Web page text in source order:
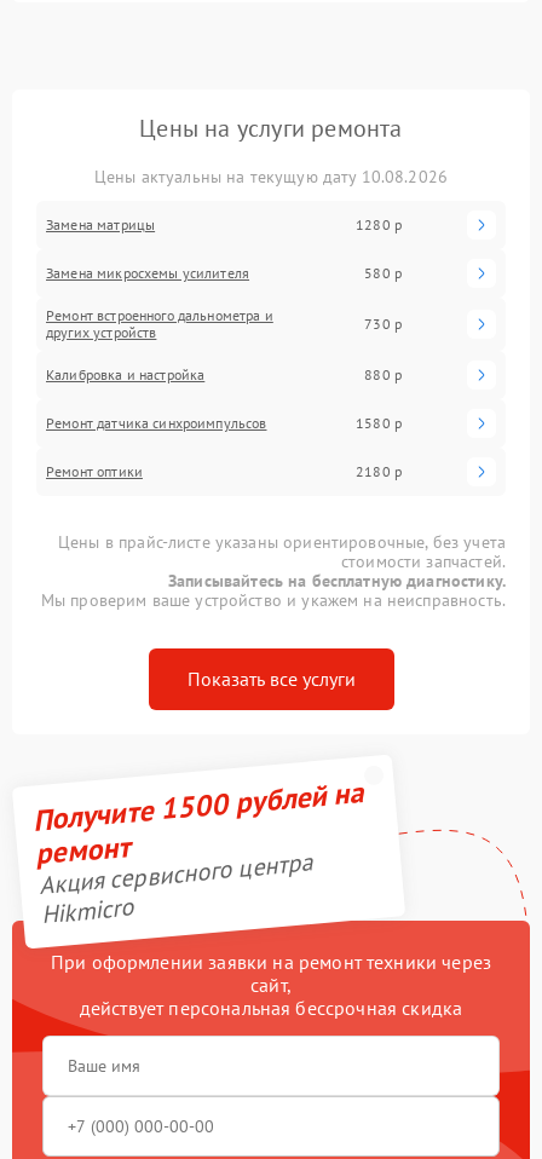
Цены на услуги ремонта
Цены актуальны на текущую дату 10.08.2026
Замена матрицы 1280 р
Замена микросхемы усилителя 580 р
Ремонт встроенного дальнометра и
других устройств
730 р
Калибровка и настройка 880 р
Ремонт датчика синхроимпульсов 1580 р
Ремонт оптики 2180 р
Цены в прайс-листе указаны ориентировочные, без учета
стоимости запчастей.
Записывайтесь на бесплатную диагностику.
Мы проверим ваше устройство и укажем на неисправность.
Показать все услуги
Получите 1500 рублей на
ремонт
Акция сервисного центра
Hikmicro
При оформлении заявки на ремонт техники через
сайт,
действует персональная бессрочная скидка